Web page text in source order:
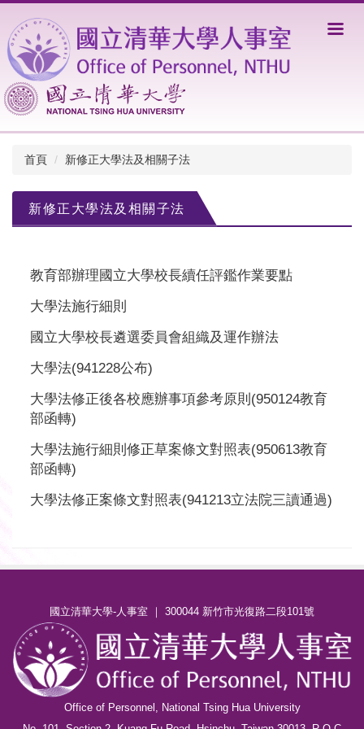
到
主
要
內
容
區
首頁 新修正大學法及相關子法
新修正大學法及相關子法
教育部辦理國立大學校長續任評鑑作業要點
大學法施行細則
國立大學校長遴選委員會組織及運作辦法
大學法(941228公布)
大學法修正後各校應辦事項參考原則(950124教育
部函轉)
大學法施行細則修正草案條文對照表(950613教育
部函轉)
大學法修正案條文對照表(941213立法院三讀通過)
國立清華大學-人事室 ｜ 300044 新竹市光復路二段101號
Office of Personnel, National Tsing Hua University